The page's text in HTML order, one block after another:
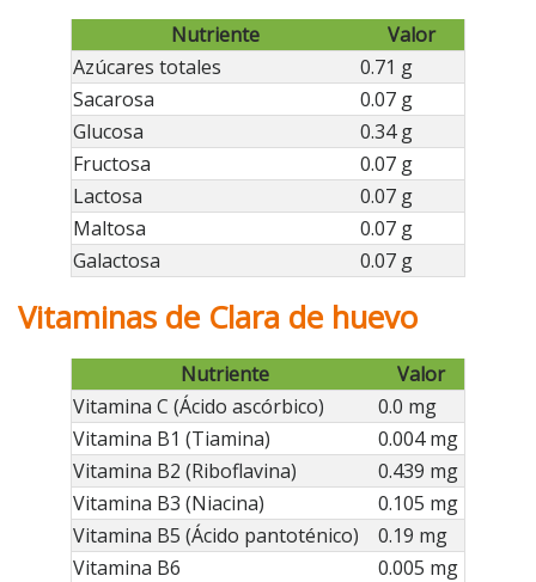
Nutriente
Valor
Azúcares totales
0.71 g
Sacarosa
0.07 g
Glucosa
0.34 g
Fructosa
0.07 g
Lactosa
0.07 g
Maltosa
0.07 g
Galactosa
0.07 g
Vitaminas de Clara de huevo
Nutriente
Valor
Vitamina C (Ácido ascórbico)
0.0 mg
Vitamina B1 (Tiamina)
0.004 mg
Vitamina B2 (Riboflavina)
0.439 mg
Vitamina B3 (Niacina)
0.105 mg
Vitamina B5 (Ácido pantoténico)
0.19 mg
Vitamina B6
0.005 mg